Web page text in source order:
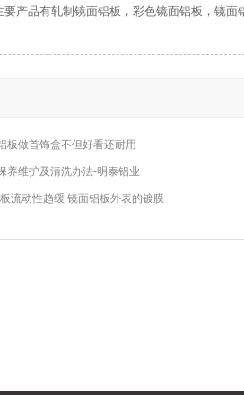
产品有轧制镜面铝板，彩色镜面铝板，镜面
板做首饰盒不但好看还耐用
养维护及清洗办法-明泰铝业
流动性趋缓 镜面铝板外表的镀膜